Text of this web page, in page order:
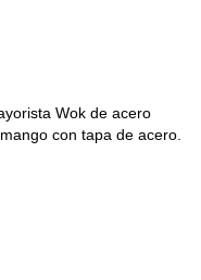
Wok de acero
con tapa de acero.